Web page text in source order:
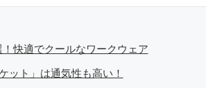
快適でクールなワークウェア
ット」は通気性も高い！